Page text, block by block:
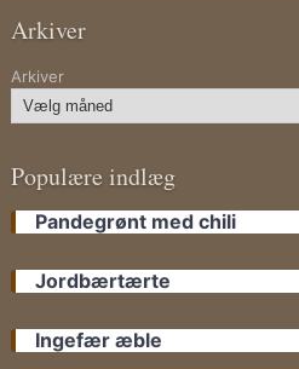
Arkiver
Arkiver
Populære indlæg
Pandegrønt med chili
Jordbærtærte
Ingefær æble